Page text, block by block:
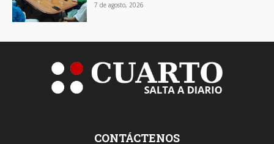
7 de agosto, 2026
CONTÁCTENOS